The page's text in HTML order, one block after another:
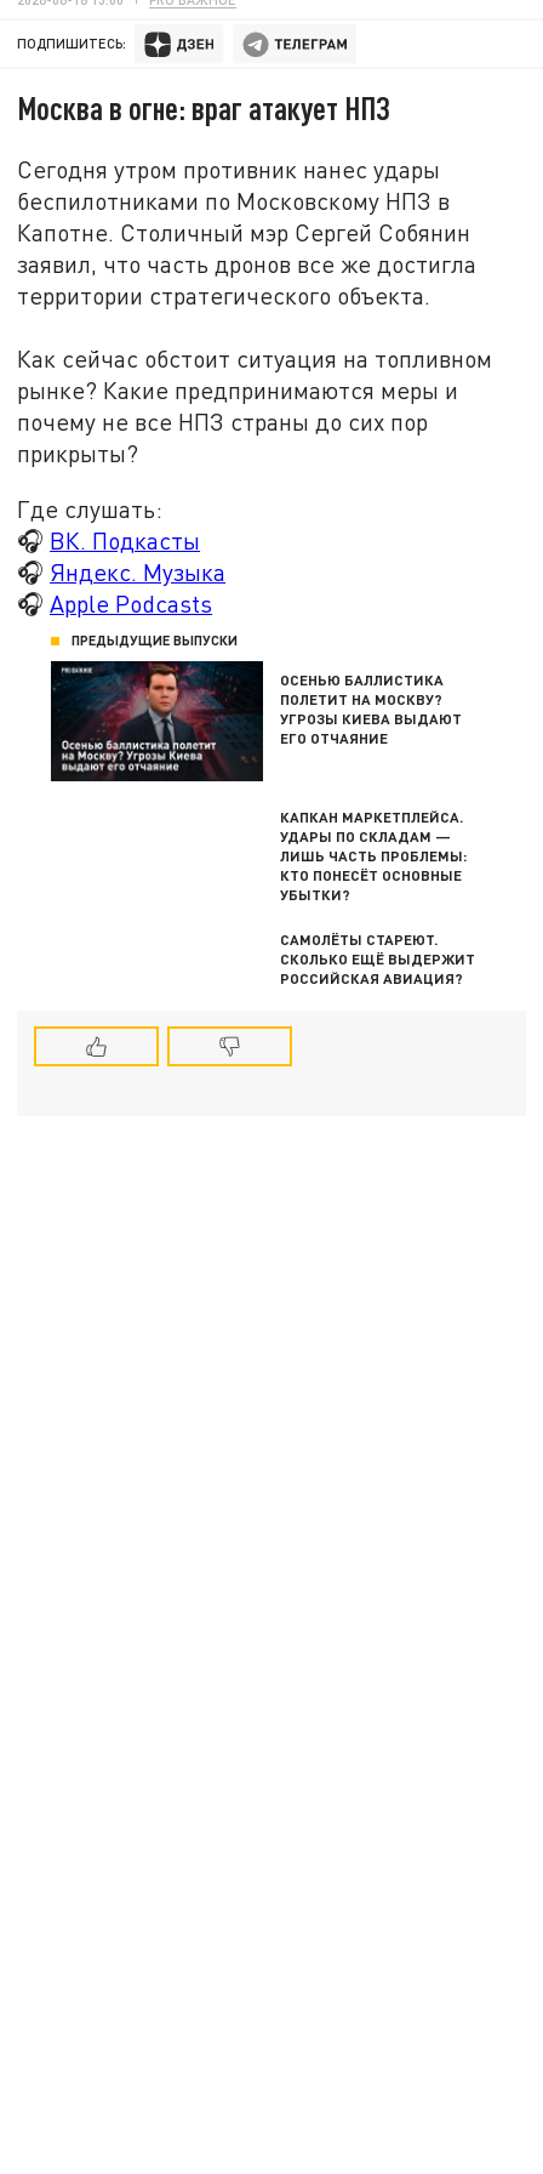
ПОДПИШИТЕСЬ:
Москва в огне: враг атакует НПЗ
Сегодня утром противник нанес удары
беспилотниками по Московскому НПЗ в
Капотне. Столичный мэр Сергей Собянин
заявил, что часть дронов все же достигла
территории стратегического объекта.
Как сейчас обстоит ситуация на топливном
рынке? Какие предпринимаются меры и
почему не все НПЗ страны до сих пор
прикрыты?
Где слушать:
🎧 ВК. Подкасты
🎧 Яндекс. Музыка
🎧 Apple Podcasts
ПРЕДЫДУЩИЕ ВЫПУСКИ
ОСЕНЬЮ БАЛЛИСТИКА
ПОЛЕТИТ НА МОСКВУ?
УГРОЗЫ КИЕВА ВЫДАЮТ
ЕГО ОТЧАЯНИЕ
КАПКАН МАРКЕТПЛЕЙСА.
УДАРЫ ПО СКЛАДАМ —
ЛИШЬ ЧАСТЬ ПРОБЛЕМЫ:
КТО ПОНЕСЁТ ОСНОВНЫЕ
УБЫТКИ?
САМОЛЁТЫ СТАРЕЮТ.
СКОЛЬКО ЕЩЁ ВЫДЕРЖИТ
РОССИЙСКАЯ АВИАЦИЯ?